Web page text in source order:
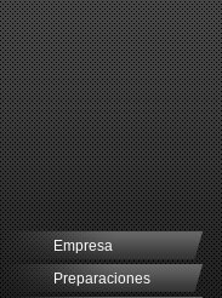
Empresa
Preparaciones